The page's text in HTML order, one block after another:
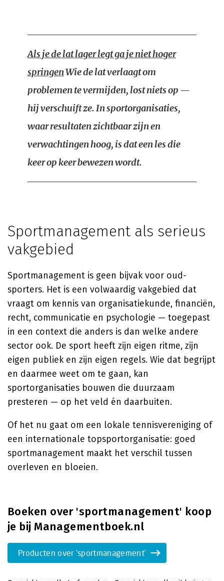
Als je de lat lager legt ga je niet hoger
springenWie de lat verlaagt om
problemen te vermijden, lost niets op —
hij verschuift ze. In sportorganisaties,
waar resultaten zichtbaar zijn en
verwachtingen hoog, is dat een les die
keer op keer bewezen wordt.
Sportmanagement als serieus
vakgebied
Sportmanagement is geen bijvak voor oud-
sporters. Het is een volwaardig vakgebied dat
vraagt om kennis van organisatiekunde, financiën,
recht, communicatie en psychologie — toegepast
in een context die anders is dan welke andere
sector ook. De sport heeft zijn eigen ritme, zijn
eigen publiek en zijn eigen regels. Wie dat begrijpt
en daarmee weet om te gaan, kan
sportorganisaties bouwen die duurzaam
presteren — op het veld én daarbuiten.
Of het nu gaat om een lokale tennisvereniging of
een internationale topsportorganisatie: goed
sportmanagement maakt het verschil tussen
overleven en bloeien.
Boeken over 'sportmanagement' koop
je bij Managementboek.nl
Producten over 'sportmanagement'